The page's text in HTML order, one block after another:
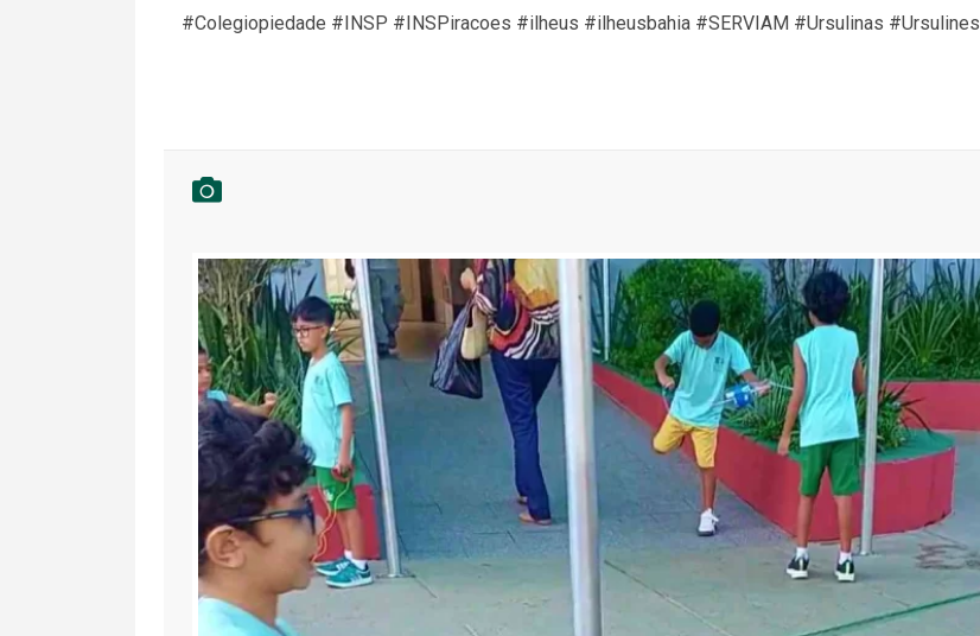
#Colegiopiedade #INSP #INSPiracoes #ilheus #ilheusbahia #SERVIAM #Ursulinas #Ursulines